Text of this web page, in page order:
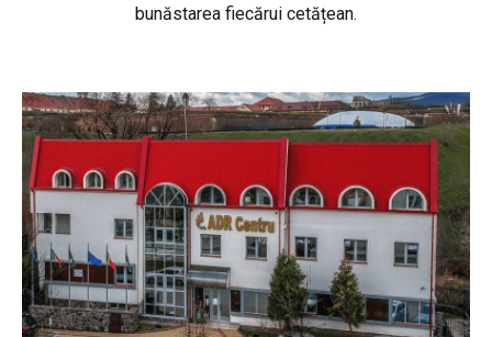
bunăstarea fiecărui cetățean.